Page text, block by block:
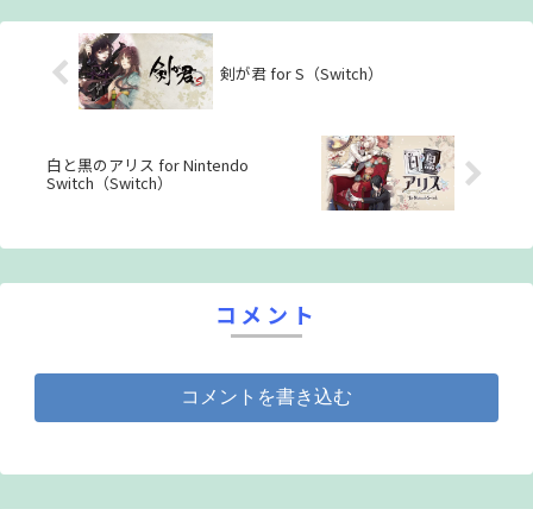
新登場 好みやルーティンに合わせたセッションや曲でダンス。自分の
アカウントで進行状況を確認して、スコアを定期的にチェックしましょ
う！ 新しいユーザーインターフェース： よりモダンで直感的になった
新しいユーザーインターフェースを使えば、プレイリストやゲームモー
ド、曲などにワンクリックでアクセスできます！ タイムロスを削減し
剣が君 for S（Switch）
白と黒のアリス for Nintendo
Switch（Switch）
コメント
コメントを書き込む